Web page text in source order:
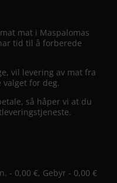
mat i Maspalomas
tid til å forberede
vil levering av mat fra
for deg.
så håper vi at du
- 0,00 €, Gebyr - 0,00 €